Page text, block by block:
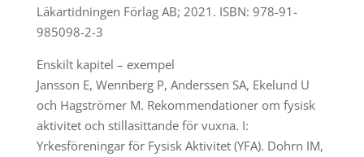
Läkartidningen Förlag AB; 2021. ISBN: 978-91-
985098-2-3
Enskilt kapitel – exempel
Jansson E, Wennberg P, Anderssen SA, Ekelund U
och Hagströmer M. Rekommendationer om fysisk
aktivitet och stillasittande för vuxna. I:
Yrkesföreningar för Fysisk Aktivitet (YFA). Dohrn IM,